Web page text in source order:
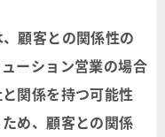
顧客との関係性の
ーション営業の場合
関係を持つ可能性
め、顧客との関係